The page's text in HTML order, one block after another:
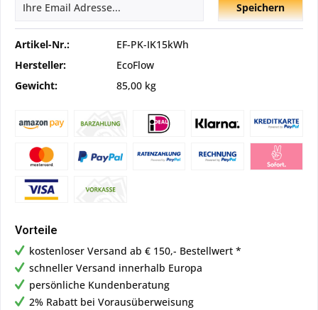
Speichern
Artikel-Nr.:
EF-PK-IK15kWh
Hersteller:
EcoFlow
Gewicht:
85,00 kg
Vorteile
kostenloser Versand ab € 150,- Bestellwert *
schneller Versand innerhalb Europa
persönliche Kundenberatung
2% Rabatt bei Vorausüberweisung